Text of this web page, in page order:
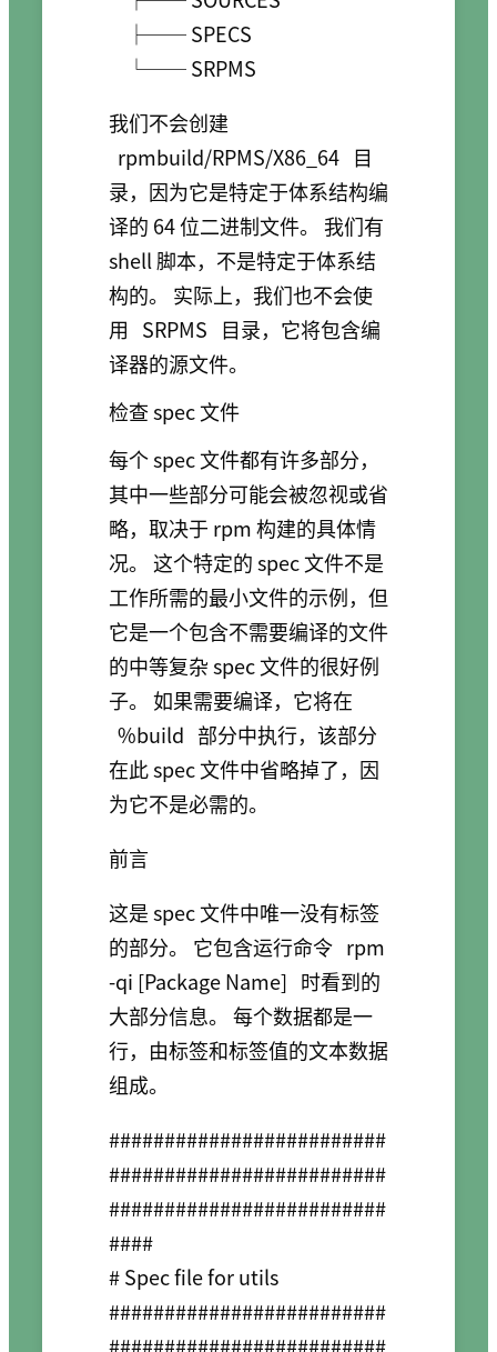
    ├── SPECS
    └── SRPMS
我们不会创建
rpmbuild/RPMS/X86_64 目
录，因为它是特定于体系结构编
译的 64 位二进制文件。 我们有
shell 脚本，不是特定于体系结
构的。 实际上，我们也不会使
用 SRPMS 目录，它将包含编
译器的源文件。
检查 spec 文件
每个 spec 文件都有许多部分，
其中一些部分可能会被忽视或省
略，取决于 rpm 构建的具体情
况。 这个特定的 spec 文件不是
工作所需的最小文件的示例，但
它是一个包含不需要编译的文件
的中等复杂 spec 文件的很好例
子。 如果需要编译，它将在
%build 部分中执行，该部分
在此 spec 文件中省略掉了，因
为它不是必需的。
前言
这是 spec 文件中唯一没有标签
的部分。 它包含运行命令 rpm
-qi [Package Name] 时看到的
大部分信息。 每个数据都是一
行，由标签和标签值的文本数据
组成。
#########################
#########################
#########################
####
# Spec file for utils
#########################
#########################